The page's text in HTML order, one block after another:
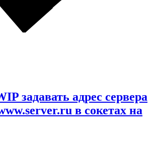
задавать адрес сервера
в сокетах на